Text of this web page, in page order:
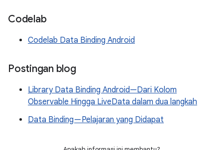
Codelab
Codelab Data Binding Android
Postingan blog
Library Data Binding Android—Dari Kolom
Observable Hingga LiveData dalam dua langkah
Data Binding — Pelajaran yang Didapat